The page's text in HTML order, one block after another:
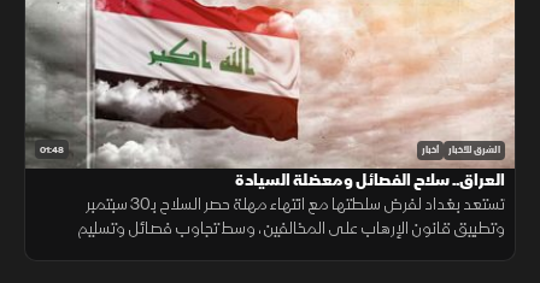
01:48 الشرق للأخبار أخبار
العراق.. سلاح الفصائل ومعضلة السيادة
تستعد بغداد لفرض سلطتها مع انتهاء مهلة حصر السلاح بـ30 سبتمبر
وتطبيق قانون الإرهاب على المخالفين، وسط تجاوب فصائل وتسليم